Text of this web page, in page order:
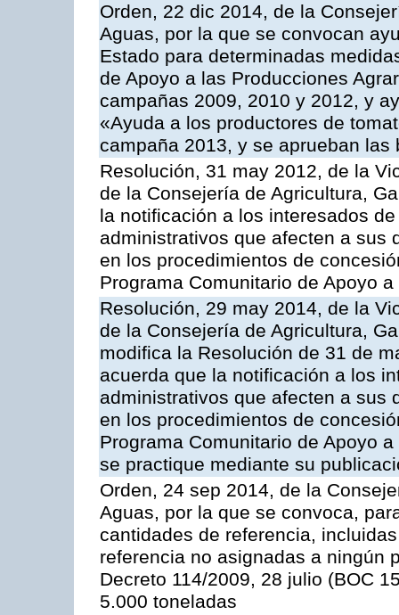
Orden, 22 dic 2014, de la
Aguas, por la que se convocan
Estado para determinadas
de Apoyo a las Producciones
campañas 2009, 2010 y 2012, y
«Ayuda a los productores de
campaña 2013, y se aprueban
Resolución, 31 may 2012, de la
de la Consejería de Agricultura,
la notificación a los interesados
administrativos que afecten a sus
en los procedimientos de
Programa Comunitario de Apoyo
Resolución, 29 may 2014, de la
de la Consejería de Agricultura,
modifica la Resolución de 31 de
acuerda que la notificación a los
administrativos que afecten a sus
en los procedimientos de
Programa Comunitario de Apoyo
se practique mediante su
Orden, 24 sep 2014, de la
Aguas, por la que se convoca,
cantidades de referencia,
referencia no asignadas a ningún
Decreto 114/2009, 28 julio (BOC
5.000 toneladas